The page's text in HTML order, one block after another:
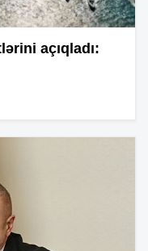
açıqladı: